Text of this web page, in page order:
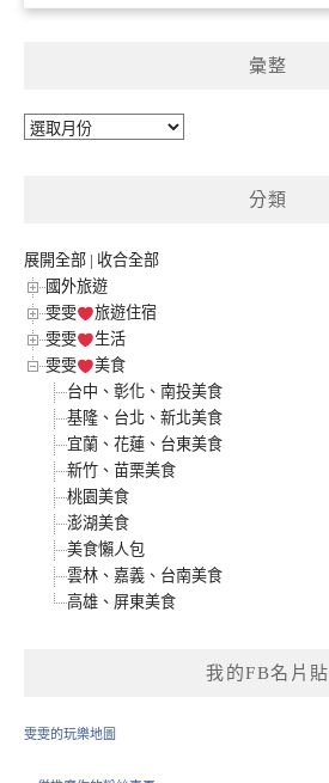
彙整
彙
分類
展開全部 | 收合全部
國外旅遊
雯雯
旅遊住宿
雯雯
生活
雯雯
美食
台中、彰化、南投美食
基隆、台北、新北美食
宜蘭、花蓮、台東美食
新竹、苗栗美食
桃園美食
澎湖美食
美食懶人包
雲林、嘉義、台南美食
高雄、屏東美食
我的FB名片貼
雯雯的玩樂地圖